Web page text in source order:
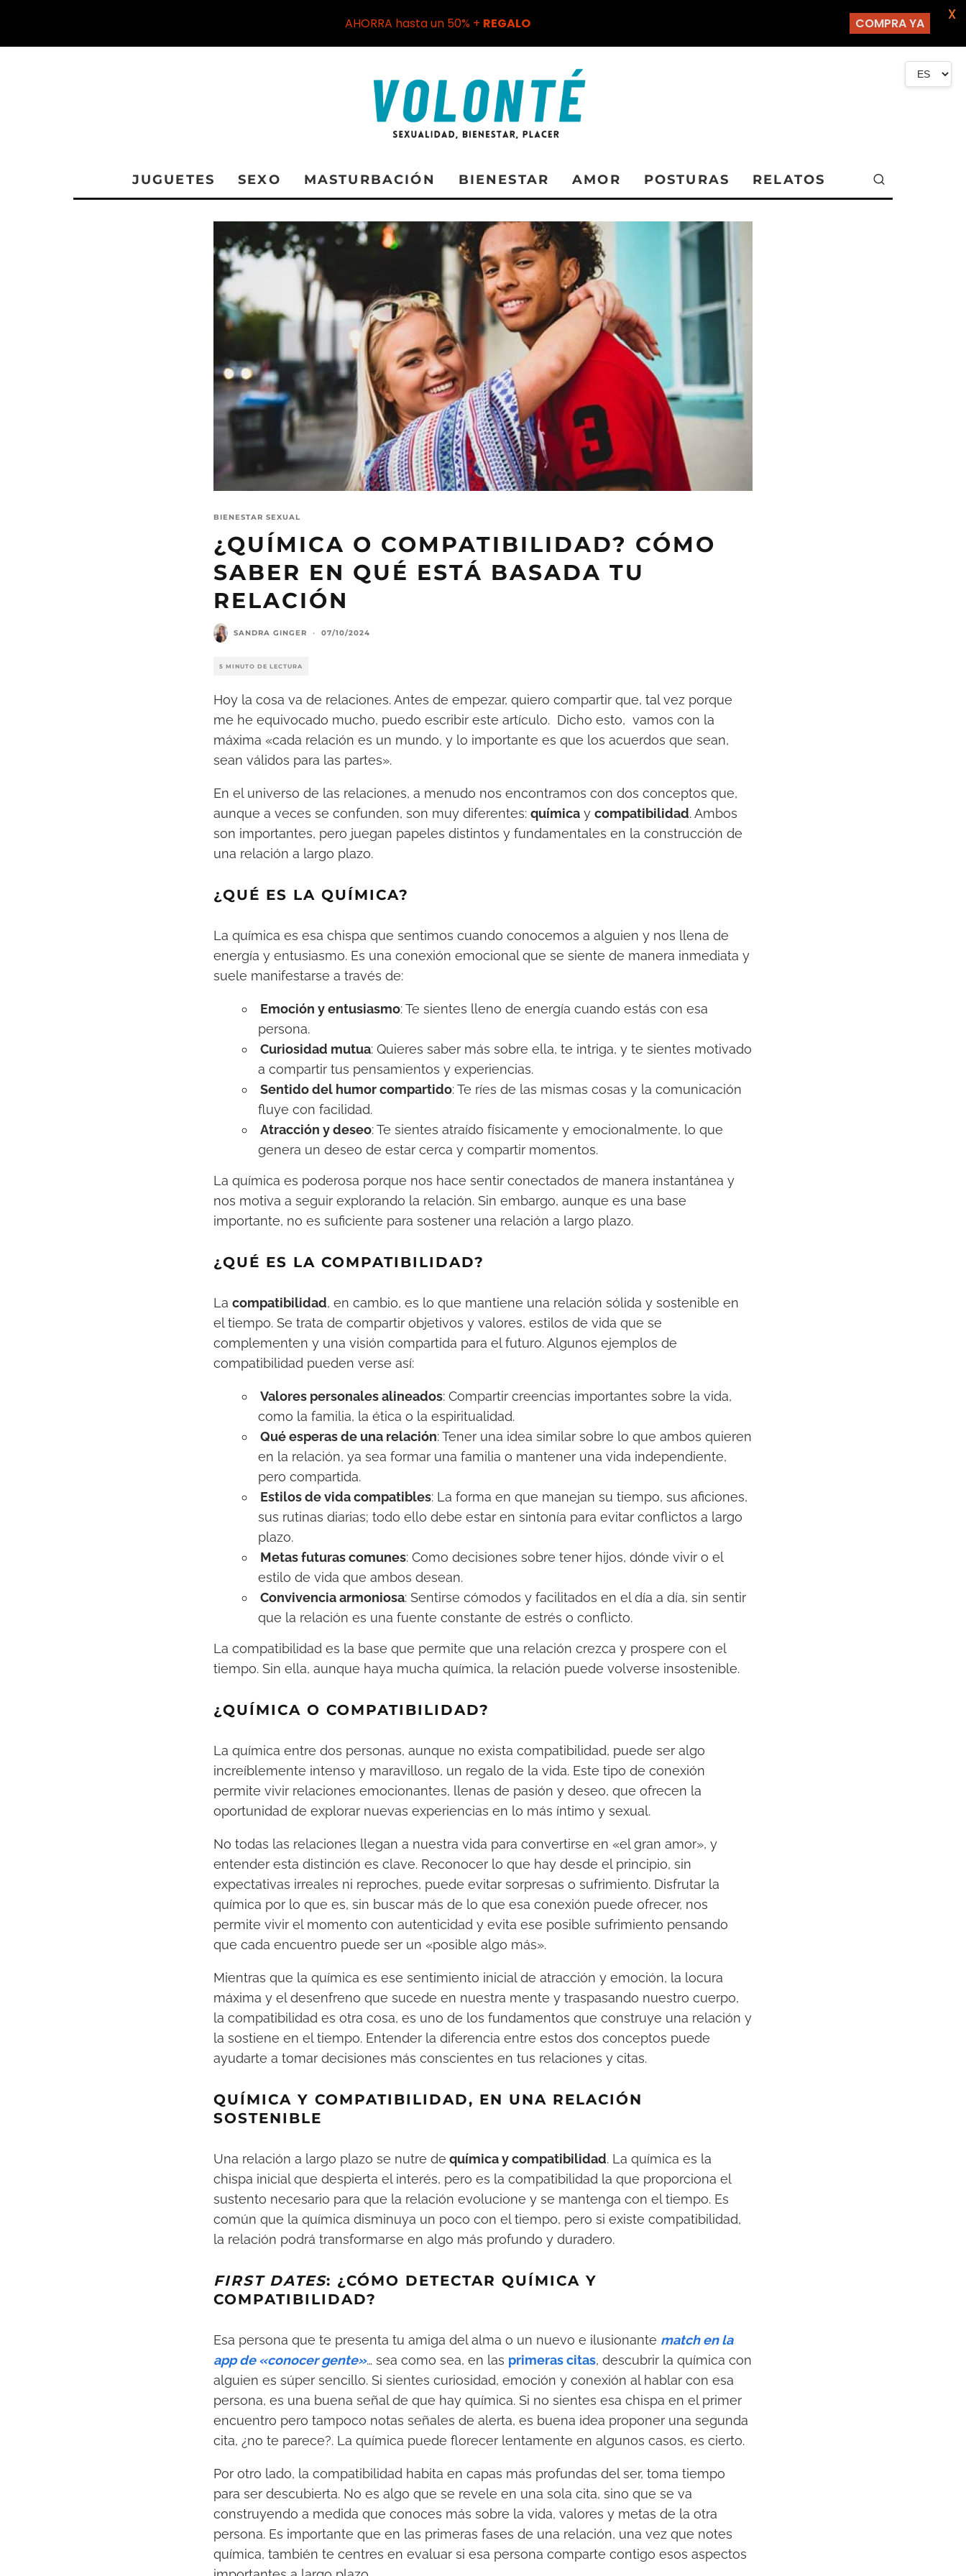
JUGUETES SEXO MASTURBACIÓN BIENESTAR AMOR POSTURAS RELATOS
BIENESTAR SEXUAL
¿QUÍMICA O COMPATIBILIDAD? CÓMO
SABER EN QUÉ ESTÁ BASADA TU
RELACIÓN
SANDRA GINGER · 07/10/2024
5 MINUTO DE LECTURA
Hoy la cosa va de relaciones. Antes de empezar, quiero compartir que, tal vez porque
me he equivocado mucho, puedo escribir este artículo. Dicho esto, vamos con la
máxima «cada relación es un mundo, y lo importante es que los acuerdos que sean,
sean válidos para las partes».
En el universo de las relaciones, a menudo nos encontramos con dos conceptos que,
aunque a veces se confunden, son muy diferentes: química y compatibilidad. Ambos
son importantes, pero juegan papeles distintos y fundamentales en la construcción de
una relación a largo plazo.
¿QUÉ ES LA QUÍMICA?
La química es esa chispa que sentimos cuando conocemos a alguien y nos llena de
energía y entusiasmo. Es una conexión emocional que se siente de manera inmediata y
suele manifestarse a través de:
Emoción y entusiasmo: Te sientes lleno de energía cuando estás con esa
persona.
Curiosidad mutua: Quieres saber más sobre ella, te intriga, y te sientes motivado
a compartir tus pensamientos y experiencias.
Sentido del humor compartido: Te ríes de las mismas cosas y la comunicación
fluye con facilidad.
Atracción y deseo: Te sientes atraído físicamente y emocionalmente, lo que
genera un deseo de estar cerca y compartir momentos.
La química es poderosa porque nos hace sentir conectados de manera instantánea y
nos motiva a seguir explorando la relación. Sin embargo, aunque es una base
importante, no es suficiente para sostener una relación a largo plazo.
¿QUÉ ES LA COMPATIBILIDAD?
La compatibilidad, en cambio, es lo que mantiene una relación sólida y sostenible en
el tiempo. Se trata de compartir objetivos y valores, estilos de vida que se
complementen y una visión compartida para el futuro. Algunos ejemplos de
compatibilidad pueden verse así:
Valores personales alineados: Compartir creencias importantes sobre la vida,
como la familia, la ética o la espiritualidad.
Qué esperas de una relación: Tener una idea similar sobre lo que ambos quieren
en la relación, ya sea formar una familia o mantener una vida independiente,
pero compartida.
Estilos de vida compatibles: La forma en que manejan su tiempo, sus aficiones,
sus rutinas diarias; todo ello debe estar en sintonía para evitar conflictos a largo
plazo.
Metas futuras comunes: Como decisiones sobre tener hijos, dónde vivir o el
estilo de vida que ambos desean.
Convivencia armoniosa: Sentirse cómodos y facilitados en el día a día, sin sentir
que la relación es una fuente constante de estrés o conflicto.
La compatibilidad es la base que permite que una relación crezca y prospere con el
tiempo. Sin ella, aunque haya mucha química, la relación puede volverse insostenible.
¿ QUÍMICA O COMPATIBILIDAD?
La química entre dos personas, aunque no exista compatibilidad, puede ser algo
increíblemente intenso y maravilloso, un regalo de la vida. Este tipo de conexión
permite vivir relaciones emocionantes, llenas de pasión y deseo, que ofrecen la
oportunidad de explorar nuevas experiencias en lo más íntimo y sexual.
No todas las relaciones llegan a nuestra vida para convertirse en «el gran amor», y
entender esta distinción es clave. Reconocer lo que hay desde el principio, sin
expectativas irreales ni reproches, puede evitar sorpresas o sufrimiento. Disfrutar la
química por lo que es, sin buscar más de lo que esa conexión puede ofrecer, nos
permite vivir el momento con autenticidad y evita ese posible sufrimiento pensando
que cada encuentro puede ser un «posible algo más».
Mientras que la química es ese sentimiento inicial de atracción y emoción, la locura
máxima y el desenfreno que sucede en nuestra mente y traspasando nuestro cuerpo,
la compatibilidad es otra cosa, es uno de los fundamentos que construye una relación y
la sostiene en el tiempo. Entender la diferencia entre estos dos conceptos puede
ayudarte a tomar decisiones más conscientes en tus relaciones y citas.
QUÍMICA Y COMPATIBILIDAD, EN UNA RELACIÓN
SOSTENIBLE
Una relación a largo plazo se nutre de química y compatibilidad. La química es la
chispa inicial que despierta el interés, pero es la compatibilidad la que proporciona el
sustento necesario para que la relación evolucione y se mantenga con el tiempo. Es
común que la química disminuya un poco con el tiempo, pero si existe compatibilidad,
la relación podrá transformarse en algo más profundo y duradero.
FIRST DATES: ¿CÓMO DETECTAR QUÍMICA Y
COMPATIBILIDAD?
Esa persona que te presenta tu amiga del alma o un nuevo e ilusionante match en la
app de «conocer gente»… sea como sea, en las primeras citas, descubrir la química con
alguien es súper sencillo. Si sientes curiosidad, emoción y conexión al hablar con esa
persona, es una buena señal de que hay química. Si no sientes esa chispa en el primer
encuentro pero tampoco notas señales de alerta, es buena idea proponer una segunda
cita, ¿no te parece?. La química puede florecer lentamente en algunos casos, es cierto.
Por otro lado, la compatibilidad habita en capas más profundas del ser, toma tiempo
para ser descubierta. No es algo que se revele en una sola cita, sino que se va
construyendo a medida que conoces más sobre la vida, valores y metas de la otra
persona. Es importante que en las primeras fases de una relación, una vez que notes
química, también te centres en evaluar si esa persona comparte contigo esos aspectos
AHORRA hasta un 50% + REGALO COMPRA YA
X